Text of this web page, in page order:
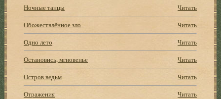
Ночные танцы
Читать
Обожествлённое зло
Читать
Одно лето
Читать
Остановись, мгновенье
Читать
Остров ведьм
Читать
Отражения
Читать